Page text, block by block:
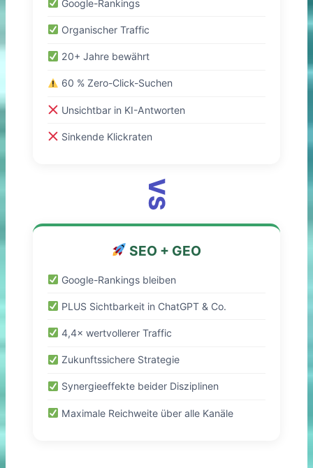
Google-Rankings
Organischer Traffic
20+ Jahre bewährt
60 % Zero-Click-Suchen
Unsichtbar in KI-Antworten
Sinkende Klickraten
VS
SEO + GEO
Google-Rankings bleiben
PLUS Sichtbarkeit in ChatGPT & Co.
4,4× wertvollerer Traffic
Zukunftssichere Strategie
Synergieeffekte beider Disziplinen
Maximale Reichweite über alle Kanäle